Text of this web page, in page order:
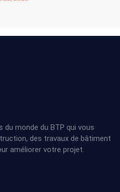
monde du BTP qui vous
des travaux de bâtiment
améliorer votre projet.